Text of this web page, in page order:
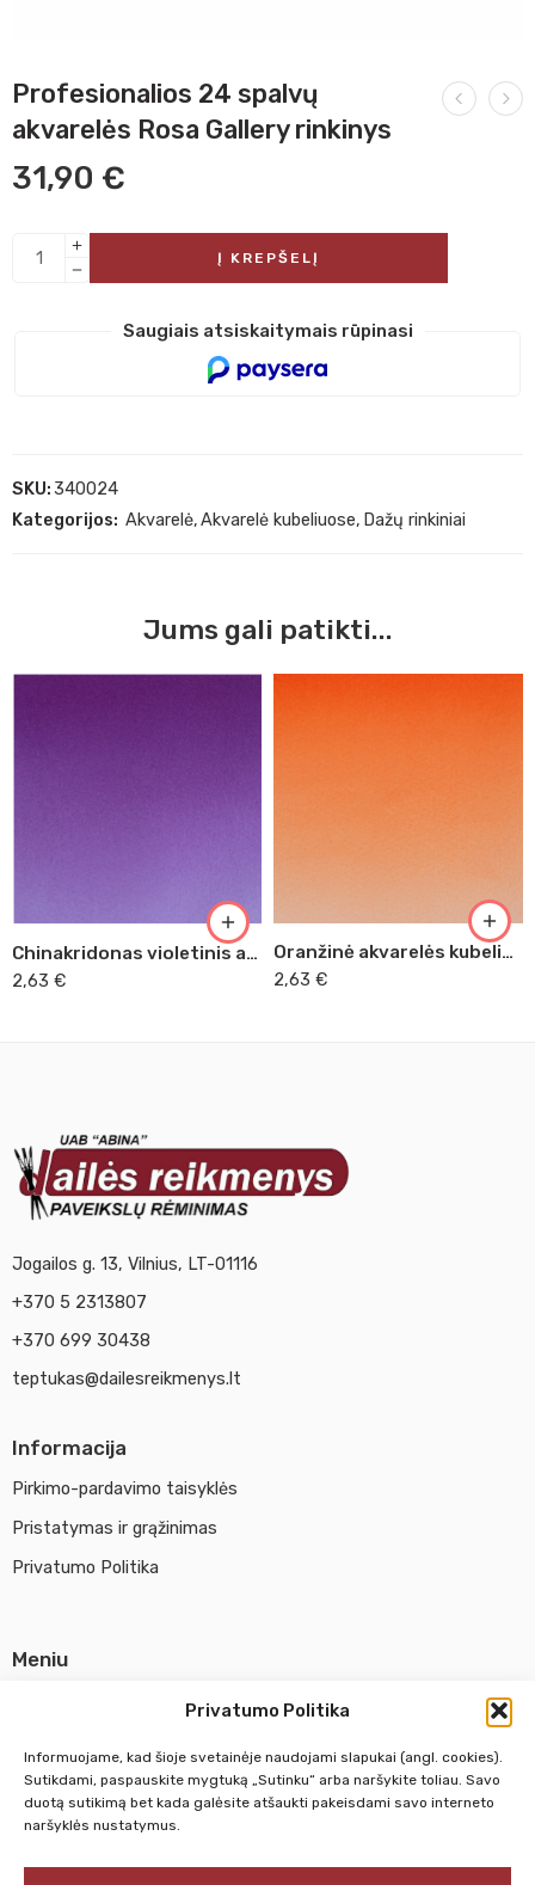
Privatumo Politika
Informuojame, kad šioje svetainėje naudojami slapukai (angl. cookies).
Sutikdami, paspauskite mygtuką „Sutinku“ arba naršykite toliau. Savo
duotą sutikimą bet kada galėsite atšaukti pakeisdami savo interneto
naršyklės nustatymus.
Profesionalios 24 spalvų
akvarelės Rosa Gallery rinkinys
31,90 €
Į KREPŠELĮ
Saugiais atsiskaitymais rūpinasi
SKU:340024
Kategorijos: Akvarelė,Akvarelė kubeliuose, Dažų rinkiniai
Jums gali patikti...
Chinakridonas violetinis akvarelės kubelis (621)
2,63 €
Oranžinė akvarelės kubelis (315)
2,63 €
Jogailos g. 13, Vilnius, LT-01116
+370 5 2313807
+370 699 30438
teptukas@dailesreikmenys.lt
Informacija
Pirkimo-pardavimo taisyklės
Pristatymas ir grąžinimas
Privatumo Politika
Meniu
Susisiekti su mumis